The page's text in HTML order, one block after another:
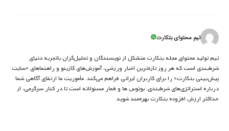
تیم محتوای بتکارت
تیم تولید محتوای مجله بتکارت متشکل از نویسندگان و تحلیل‌گران باتجربه دنیای
شرط‌بندی است که هر روز تازه‌ترین اخبار ورزشی، آموزش‌های کازینو و راهنماهای «سایت
پیش‌بینی بتکارت» را برای کاربران ایرانی فراهم می‌کند. مأموریت ما ارتقای آگاهی شما
درباره استراتژی‌های شرطبندی، بونوس ها و قمار مسئولانه است تا در کنار سرگرمی، از
حداکثر ارزش افزوده بتکارت بهره‌مند شوید.